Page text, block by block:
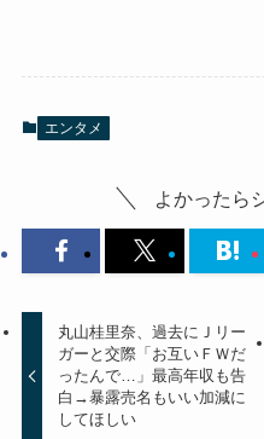
エンタメ
よかったら
丸山桂里奈、過去にＪリー
ガーと交際「お互いＦＷだ
ったんで…」最高年収も告
白→暴露売名もいい加減に
してほしい